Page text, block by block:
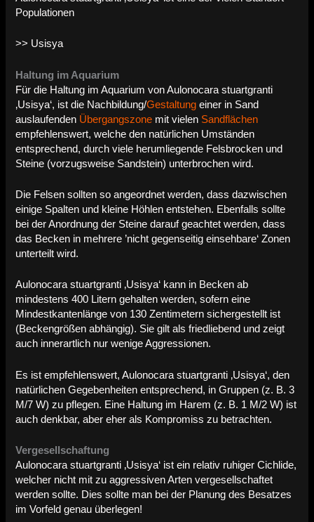
Populationen
>> Usisya
Haltung im Aquarium
Für die Haltung im Aquarium von Aulonocara stuartgranti
‚Usisya‘, ist die Nachbildung/Gestaltung einer in Sand
auslaufenden Übergangszone mit vielen Sandflächen
empfehlenswert, welche den natürlichen Umständen
entsprechend, durch viele herumliegende Felsbrocken und
Steine (vorzugsweise Sandstein) unterbrochen wird.
Die Felsen sollten so angeordnet werden, dass dazwischen
einige Spalten und kleine Höhlen entstehen. Ebenfalls sollte
bei der Anordnung der Steine darauf geachtet werden, dass
das Becken in mehrere ’nicht gegenseitig einsehbare‘ Zonen
unterteilt wird.
Aulonocara stuartgranti ‚Usisya‘ kann in Becken ab
mindestens 400 Litern gehalten werden, sofern eine
Mindestkantenlänge von 130 Zentimetern sichergestellt ist
(Beckengrößen abhängig). Sie gilt als friedliebend und zeigt
auch innerartlich nur wenige Aggressionen.
Es ist empfehlenswert, Aulonocara stuartgranti ‚Usisya‘, den
natürlichen Gegebenheiten entsprechend, in Gruppen (z. B. 3
M/7 W) zu pflegen. Eine Haltung im Harem (z. B. 1 M/2 W) ist
auch denkbar, aber eher als Kompromiss zu betrachten.
Vergesellschaftung
Aulonocara stuartgranti ‚Usisya‘ ist ein relativ ruhiger Cichlide,
welcher nicht mit zu aggressiven Arten vergesellschaftet
werden sollte. Dies sollte man bei der Planung des Besatzes
im Vorfeld genau überlegen!